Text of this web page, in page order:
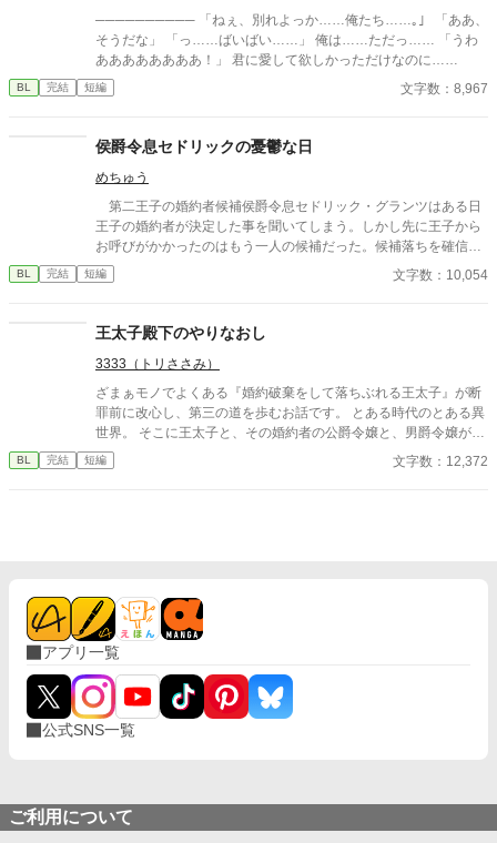
────────── 「ねぇ、別れよっか……俺たち……｡」 「ああ、
そうだな」 「っ……ばいばい……」 俺は……ただっ…… 「うわ
ああああああああ！」 君に愛して欲しかっただけなのに……
BL 完結 短編 文字数：8,967
侯爵令息セドリックの憂鬱な日
めちゅう
第二王子の婚約者候補侯爵令息セドリック・グランツはある日
王子の婚約者が決定した事を聞いてしまう。しかし先に王子から
お呼びがかかったのはもう一人の候補だった。候補落ちを確信し
泣き腫らした次の日は憂鬱な気分で幕を開ける——— ーーーーー
ーーーーーーーーーーーーーー 初投稿で拙い文章ですが楽しんで
BL 完結 短編 文字数：10,054
王太子殿下のやりなおし
3333（トリささみ）
ざまぁモノでよくある『婚約破棄をして落ちぶれる王太子』が断
罪前に改心し、第三の道を歩むお話です。 とある時代のとある異
世界。 そこに王太子と、その婚約者の公爵令嬢と、男爵令嬢がい
た。 公爵令嬢は周囲から尊敬され愛される素晴らしい女性だが、
王太子はたいそう愚かな男だった。 王太子は学園で男爵令嬢と知
を手に入れられるんだ！ 「いいやその幸せ、間違いなく破綻する
ぞ。」 あの男が現れるまでは。
BL 完結 短編 文字数：12,372
アプリ一覧
公式SNS一覧
ご利用について